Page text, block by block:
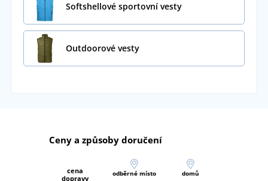
Softshellové sportovní vesty
Outdoorové vesty
Ceny a způsoby doručení
cena
dopravy
odběrné místo domů